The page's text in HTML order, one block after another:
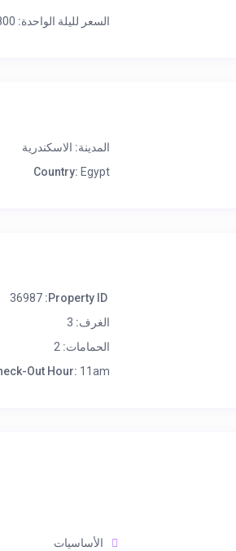
السعر لليلة الواحدة:
المدينة: الاسكندرية
Country: Egypt
Property ID:
36987
الغرف:
الحمامات:
Out Hour: 11am
الأساسيات